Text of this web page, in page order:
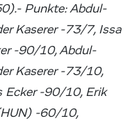
Punkte: Abdul-
Kaserer -73/7, Issa
-90/10, Abdul-
Kaserer -73/10,
Ecker -90/10, Erik
-60/10,